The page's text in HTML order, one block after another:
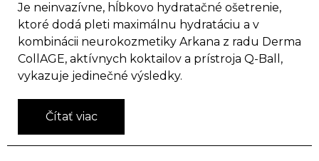
Je neinvazívne, hĺbkovo hydratačné ošetrenie,
ktoré dodá pleti maximálnu hydratáciu a v
kombinácii neurokozmetiky Arkana z radu Derma
CollAGE, aktívnych koktailov a prístroja Q-Ball,
vykazuje jedinečné výsledky.
Čítať viac